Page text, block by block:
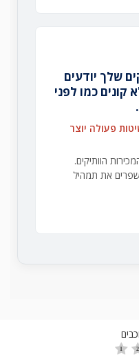
שלך יודעים
כמו לפני
פעולה יוצר
הוותיקים.
את תמהיל